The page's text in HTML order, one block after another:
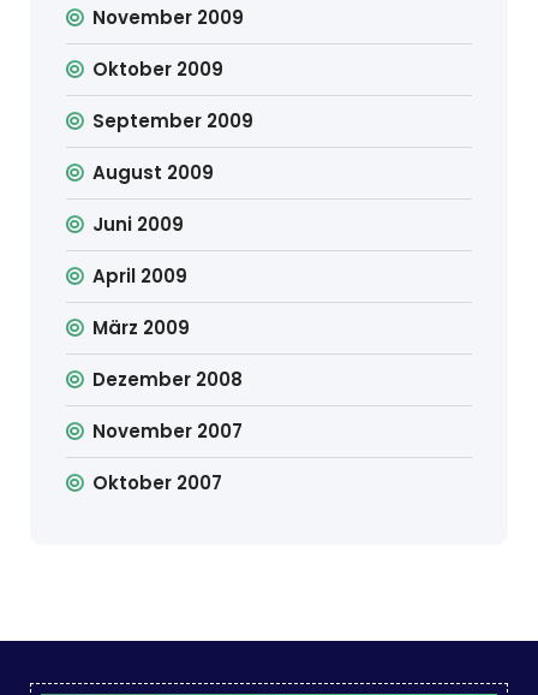
November 2009
Oktober 2009
September 2009
August 2009
Juni 2009
April 2009
März 2009
Dezember 2008
November 2007
Oktober 2007